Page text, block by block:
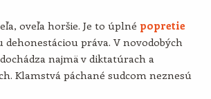
oveľa horšie. Je to úplné popretie
práva. V novodobých
najmä v diktatúrach a
Klamstvá páchané sudcom neznesú